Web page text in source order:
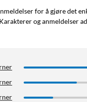
i bilen
for å gjøre det
og anmeldelser